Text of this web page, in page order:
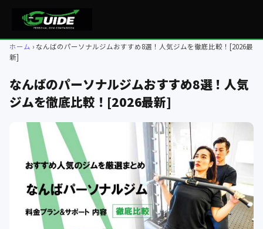
ホーム
なんばのパーソナルジムおすすめ8選！人気ジムを徹底比較！[2026最
新]
なんばのパーソナルジムおすすめ8選！人気
ジムを徹底比較！[2026最新]